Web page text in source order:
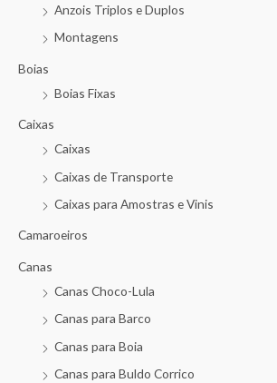
Anzois Triplos e Duplos
Montagens
Boias
Boias Fixas
Caixas
Caixas
Caixas de Transporte
Caixas para Amostras e Vinis
Camaroeiros
Canas
Canas Choco-Lula
Canas para Barco
Canas para Boia
Canas para Buldo Corrico